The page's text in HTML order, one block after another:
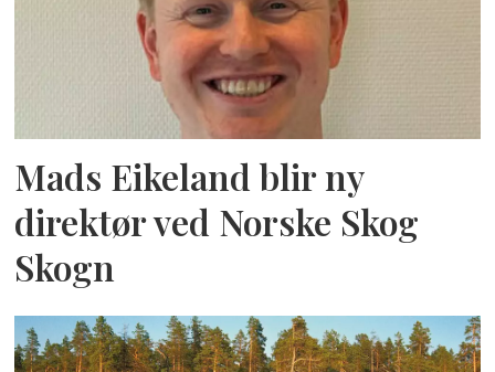
Mads Eikeland blir ny
direktør ved Norske Skog
Skogn